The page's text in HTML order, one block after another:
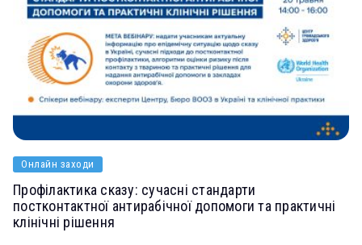
Онлайн заходи
Профілактика сказу: сучасні стандарти
постконтактної антирабічної допомоги та практичні
клінічні рішення